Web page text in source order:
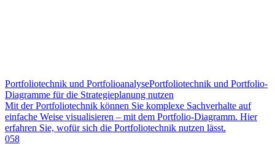
Portfoliotechnik und PortfolioanalysePortfoliotechnik und Portfolio-
Diagramme für die Strategieplanung nutzen
Mit der Portfoliotechnik können Sie komplexe Sachverhalte auf
einfache Weise visualisieren – mit dem Portfolio-Diagramm. Hier
erfahren Sie, wofür sich die Portfoliotechnik nutzen lässt.
058